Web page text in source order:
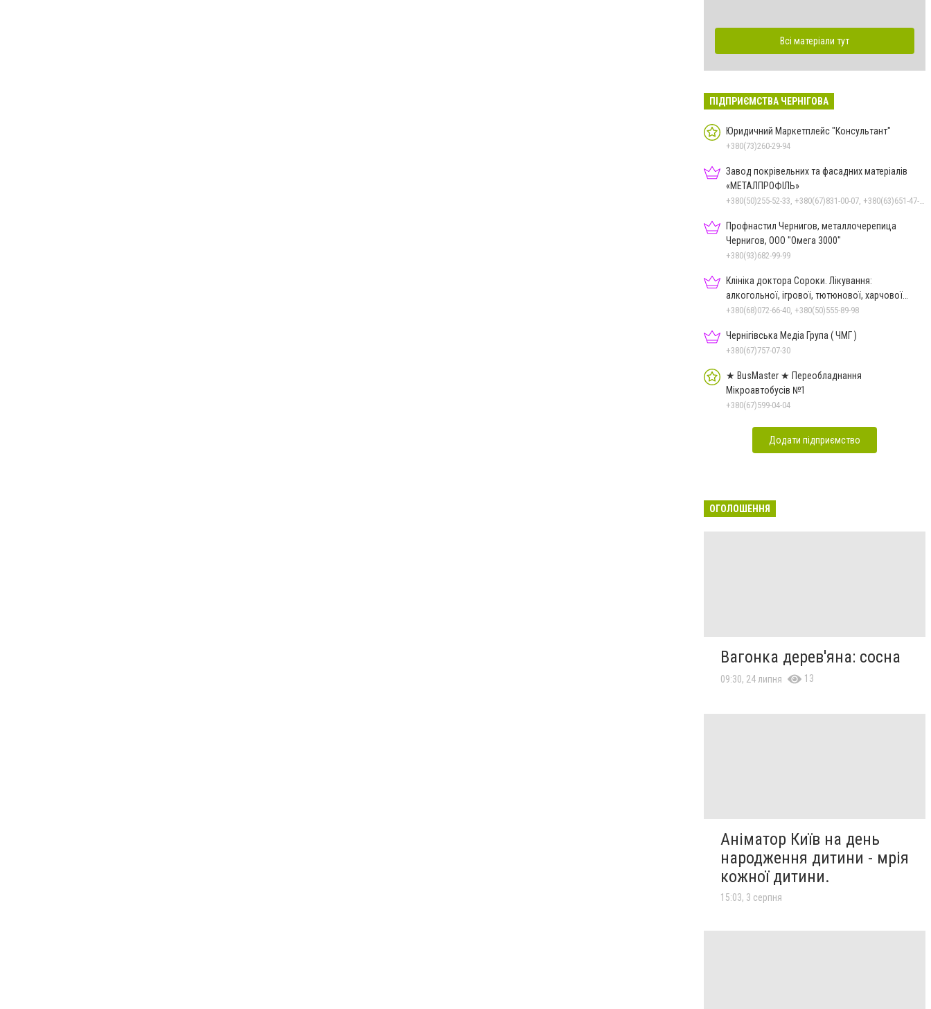
Всі матеріали тут
ПІДПРИЄМСТВА ЧЕРНІГОВА
Юридичний Маркетплейс "Консультант"
+380(73)260-29-94
Завод покрівельних та фасадних матеріалів
«МЕТАЛПРОФІЛЬ»
Профнастил Чернигов, металлочерепица
Чернигов, ООО "Омега 3000"
+380(93)682-99-99
Клініка доктора Сороки. Лікування:
алкогольної, ігрової, тютюнової, харчової
залежностей, неврозів т
+380(68)072-66-40, +380(50)555-89-98
Чернігівська Медіа Група ( ЧМГ )
+380(67)757-07-30
★ BusMaster ★ Переобладнання
Мікроавтобусів №1
+380(67)599-04-04
Додати підприємство
ОГОЛОШЕННЯ
Вагонка дерев'яна: сосна
09:30, 24 липня 13
Аніматор Київ на день
народження дитини - мрія
кожної дитини.
15:03, 3 серпня